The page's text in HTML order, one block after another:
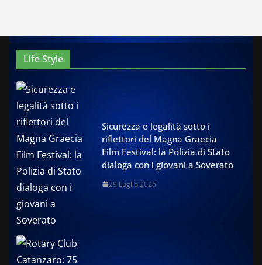
Life Style
Sicurezza e legalità sotto i
riflettori del Magna Graecia
Film Festival: la Polizia di Stato
dialoga con i giovani a Soverato
29 Luglio 2026